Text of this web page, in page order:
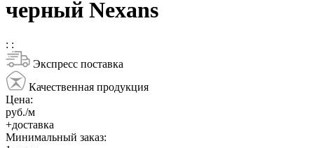
черный Nexans
: :
Экспресс поставка
Качественная продукция
Цена:
руб./м
+доставка
Минимальный заказ: